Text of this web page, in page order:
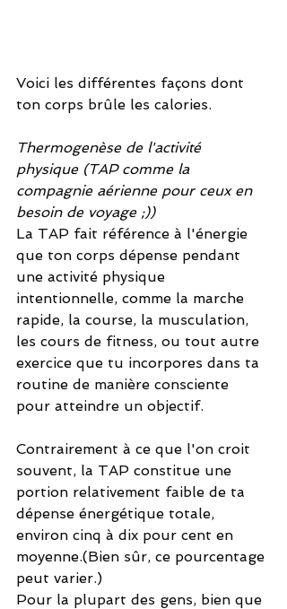
Voici les différentes façons dont
ton corps brûle les calories.
Thermogenèse de l'activité
physique (TAP comme la
compagnie aérienne pour ceux en
besoin de voyage ;))
La TAP fait référence à l'énergie
que ton corps dépense pendant
une activité physique
intentionnelle, comme la marche
rapide, la course, la musculation,
les cours de fitness, ou tout autre
exercice que tu incorpores dans ta
routine de manière consciente
pour atteindre un objectif.
Contrairement à ce que l'on croit
souvent, la TAP constitue une
portion relativement faible de ta
dépense énergétique totale,
environ cinq à dix pour cent en
moyenne.(Bien sûr, ce pourcentage
peut varier.)
Pour la plupart des gens, bien que